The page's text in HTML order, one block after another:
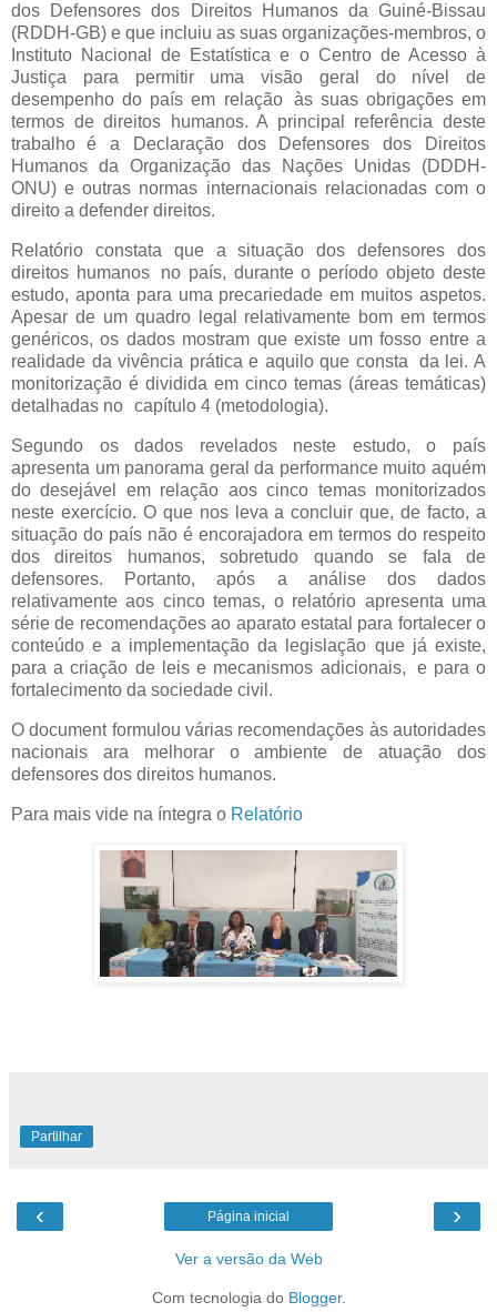
dos Defensores dos Direitos Humanos da Guiné‐Bissau
(RDDH‐GB) e que incluiu as suas organizações-membros, o
Instituto Nacional de Estatística e o Centro de Acesso à
Justiça para permitir uma visão geral do nível de
desempenho do país em relação às suas obrigações em
termos de direitos humanos. A principal referência deste
trabalho é a Declaração dos Defensores dos Direitos
Humanos da Organização das Nações Unidas (DDDH‐
ONU) e outras normas internacionais relacionadas com o
direito a defender direitos.
Relatório constata que a situação dos defensores dos
direitos humanos no país, durante o período objeto deste
estudo, aponta para uma precariedade em muitos aspetos.
Apesar de um quadro legal relativamente bom em termos
genéricos, os dados mostram que existe um fosso entre a
realidade da vivência prática e aquilo que consta da lei. A
monitorização é dividida em cinco temas (áreas temáticas)
detalhadas no capítulo 4 (metodologia).
Segundo os dados revelados neste estudo, o país
apresenta um panorama geral da performance muito aquém
do desejável em relação aos cinco temas monitorizados
neste exercício. O que nos leva a concluir que, de facto, a
situação do país não é encorajadora em termos do respeito
dos direitos humanos, sobretudo quando se fala de
defensores. Portanto, após a análise dos dados
relativamente aos cinco temas, o relatório apresenta uma
série de recomendações ao aparato estatal para fortalecer o
conteúdo e a implementação da legislação que já existe,
para a criação de leis e mecanismos adicionais, e para o
fortalecimento da sociedade civil.
O document formulou várias recomendações às autoridades
nacionais ara melhorar o ambiente de atuação dos
defensores dos direitos humanos.
Para mais vide na íntegra o Relatório
Partilhar
‹ ›
Página inicial
Ver a versão da Web
Com tecnologia do Blogger.